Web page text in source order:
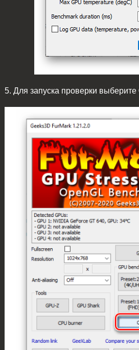
5. Для запуска проверки выберите